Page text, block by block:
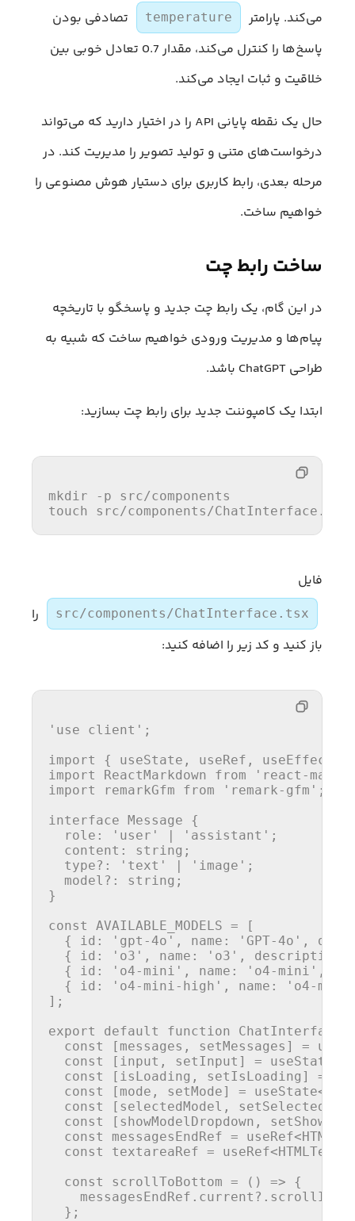
می‌کند. پارامتر temperature
تصادفی بودن
پاسخ‌ها را کنترل می‌کند، مقدار 0.7 تعادل خوبی بین
خلاقیت و ثبات ایجاد می‌کند.
حال یک نقطه پایانی API را در اختیار دارید که می‌تواند
درخواست‌های متنی و تولید تصویر را مدیریت کند. در
مرحله بعدی، رابط کاربری برای دستیار هوش مصنوعی را
خواهیم ساخت.
ساخت رابط چت
در این گام، یک رابط چت جدید و پاسخگو با تاریخچه
پیام‌ها و مدیریت ورودی خواهیم ساخت که شبیه به
طراحی ChatGPT باشد.
ابتدا یک کامپوننت جدید برای رابط چت بسازید:
mkdir
touch src/components/ChatInterface.tsx
فایل
src/components/ChatInterface.tsx
را
باز کنید و کد زیر را اضافه کنید:
'use client' ;
import
{ useState, useRef, useEffect
import
ReactMarkdown from
'react-
import
remarkGfm from 'remark-gfm' ;
interface
Message {
role : 'user' 'assistant' ;
content : string ;
type?: 'text' 'image' ;
  model?:
string ;
}
const
AVAILABLE_MODELS = [
  {
id : 'gpt-4o' , name : 'GPT-4o' ,
  {
id : 'o3' , name : 'o3' , description
  {
id : 'o4-mini' , name : 'o4-mini' ,
  {
id : 'o4-mini-high' , name :
'o4-
];
export
default function ChatInterface
const
[messages, setMessages] =
const
[input, setInput] = useState
const
[isLoading, setIsLoading] =
const
[mode, setMode] = useState<
const
[selectedModel,
const
[showModelDropdown,
const
messagesEndRef = useRef<
const
textareaRef = useRef<
const
scrollToBottom = ( ) => {
    messagesEndRef.
current ?.
  };